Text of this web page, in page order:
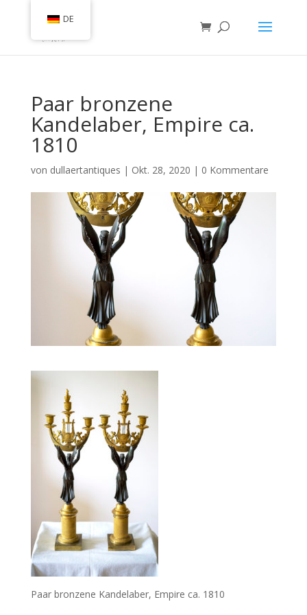
Paar bronzene
Kandelaber, Empire ca.
1810
von dullaertantiques | Okt. 28, 2020 | 0 Kommentare
Paar bronzene Kandelaber, Empire ca. 1810
DE